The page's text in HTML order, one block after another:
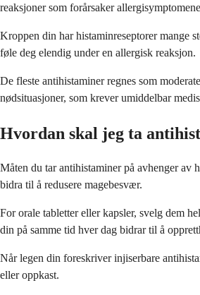
reaksjoner som forårsaker
Kroppen din har histaminreseptorer mange
føle deg elendig under en allergisk reaksjon.
De fleste antihistaminer regnes som
nødsituasjoner, som krever umiddelbar
Hvordan skal jeg ta
Måten du tar antihistaminer på avhenger av
bidra til å redusere magebesvær.
For orale tabletter eller kapsler, svelg dem
din på samme tid hver dag bidrar til å
Når legen din foreskriver injiserbare
eller oppkast.